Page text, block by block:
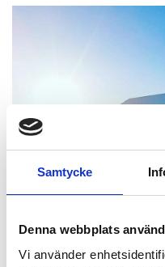
Samtycke
Denna webbplats
Vi använder